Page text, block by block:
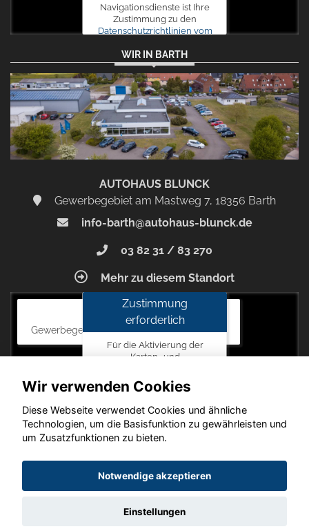
Navigationsdienste ist Ihre
Zustimmung zu den
Datenschutzrichtlinien vom
erforderlich.
Zustimmen
und
aktivieren
WIR IN BARTH
AUTOHAUS BLUNCK
Gewerbegebiet am Mastweg 7, 18356 Barth
info-barth@autohaus-blunck.de
03 82 31 / 83 270
Mehr zu diesem Standort
Autohaus Blunck
Gewerbegebiet am Mastweg 7, 18356 Barth
Zustimmung
erforderlich
Für die Aktivierung der
Karten- und
Zustimmung zu den
Datenschutzrichtlinien vom
Drittanbieter Google LLC
erforderlich.
Zustimmen
und
aktivieren
Copyright © 2026. Autohaus Blunck
Wir verwenden Cookies
Diese Webseite verwendet Cookies und ähnliche
Technologien, um die Basisfunktion zu gewährleisten und
um Zusatzfunktionen zu bieten.
Notwendige akzeptieren
Einstellungen